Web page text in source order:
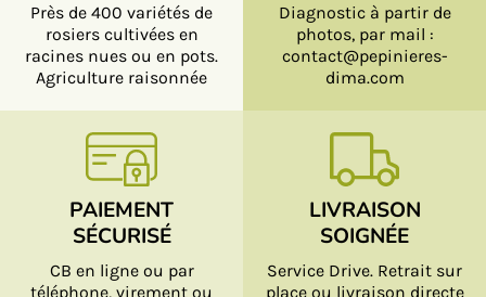
Près de 400 variétés de
rosiers cultivées en
racines nues ou en pots.
Agriculture raisonnée
Diagnostic à partir de
photos, par mail :
contact@pepinieres-
dima.com
PAIEMENT
SÉCURISÉ
CB en ligne ou par
téléphone, virement ou
LIVRAISON
SOIGNÉE
Service Drive. Retrait sur
place ou livraison directe